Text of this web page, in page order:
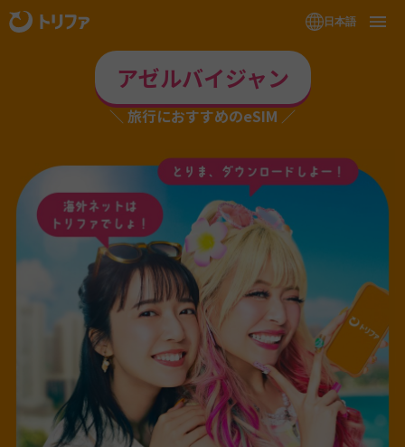
日本語
アゼルバイジャン
旅行におすすめのeSIM